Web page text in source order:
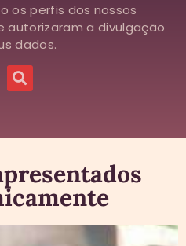
os perfis dos nossos
autorizaram a divulgação
dados.